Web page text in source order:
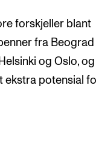
forskjeller blant
fra
og Oslo,
ekstra potensial